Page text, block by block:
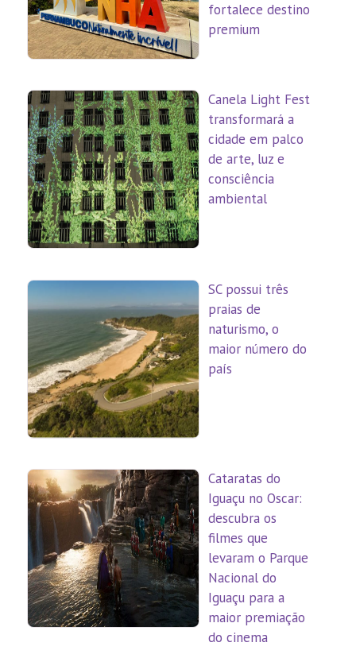
fortalece destino
premium
Canela Light Fest
transformará a
cidade em palco
de arte, luz e
consciência
ambiental
SC possui três
praias de
naturismo, o
maior número do
país
Cataratas do
Iguaçu no Oscar:
descubra os
filmes que
levaram o Parque
Nacional do
Iguaçu para a
maior premiação
do cinema